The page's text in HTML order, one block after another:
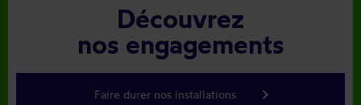
Découvrez
nos engagements
Faire durer nos installations keyboard_arrow_right